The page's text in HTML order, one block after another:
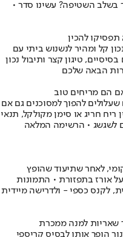
השטיפה? עשינו סדר •
להכין
קל ומהיר לנשנוש ביתי עם
טיגון קצר ותיבול נכון
הבאה שלכם
הם מריחים טוב
להפוך למסוכנים גם אם
ריח חריג או סימן מקולקל, תנאי
לשגשג • הרשימה המלאה
לאחר שתיעוד שהופץ
אורז בתפזורת • התמונות
לקנס כספי - ולדרישה מיידית
שאריות למנה ממכרת
הופך אותו לבסיס קריספי